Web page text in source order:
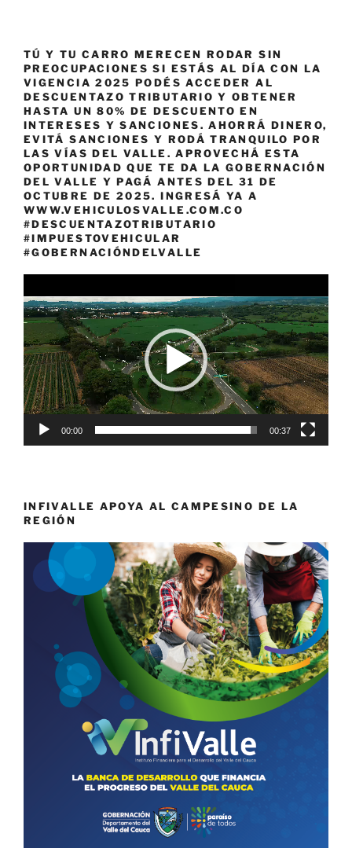
TÚ Y TU CARRO MERECEN RODAR SIN
PREOCUPACIONES SI ESTÁS AL DÍA CON LA
VIGENCIA 2025 PODÉS ACCEDER AL
DESCUENTAZO TRIBUTARIO Y OBTENER
HASTA UN 80% DE DESCUENTO EN
INTERESES Y SANCIONES. AHORRÁ DINERO,
EVITÁ SANCIONES Y RODÁ TRANQUILO POR
LAS VÍAS DEL VALLE. APROVECHÁ ESTA
OPORTUNIDAD QUE TE DA LA GOBERNACIÓN
DEL VALLE Y PAGÁ ANTES DEL 31 DE
OCTUBRE DE 2025. INGRESÁ YA A
WWW.VEHICULOSVALLE.COM.CO
#DESCUENTAZOTRIBUTARIO
#IMPUESTOVEHICULAR
#GOBERNACIÓNDELVALLE
de
vídeo
00:00 00:37
INFIVALLE APOYA AL CAMPESINO DE LA
REGIÓN